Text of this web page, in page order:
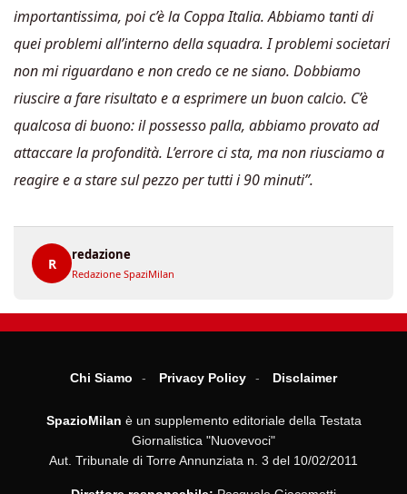
importantissima, poi c’è la Coppa Italia. Abbiamo tanti di
quei problemi all’interno della squadra. I problemi societari
non mi riguardano e non credo ce ne siano. Dobbiamo
riuscire a fare risultato e a esprimere un buon calcio. C’è
qualcosa di buono: il possesso palla, abbiamo provato ad
attaccare la profondità. L’errore ci sta, ma non riusciamo a
reagire e a stare sul pezzo per tutti i 90 minuti”.
R
redazione
Redazione SpaziMilan
Chi Siamo Privacy Policy Disclaimer
SpazioMilan è un supplemento editoriale della Testata
Giornalistica "Nuovevoci"
Aut. Tribunale di Torre Annunziata n. 3 del 10/02/2011